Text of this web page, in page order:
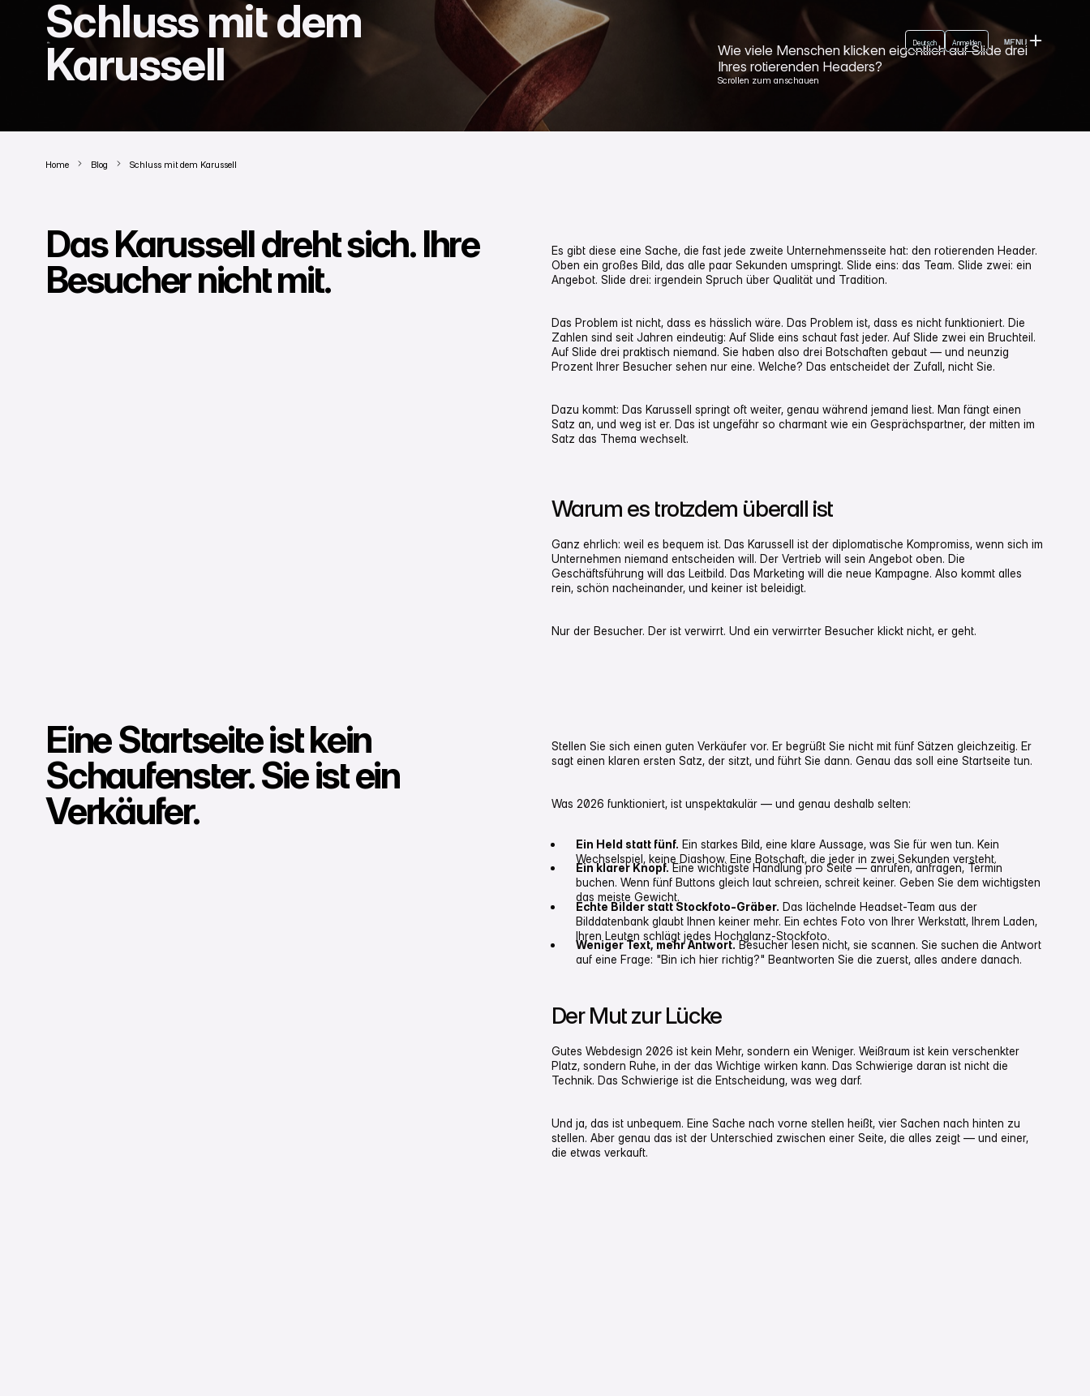
Deutsch
English
Deutsch Anmelden
Anmelden
MENU
CLOSE
Schluss mit dem
Karussell
Wie viele Menschen klicken eigentlich auf Slide drei
Ihres rotierenden Headers?
Scrollen zum anschauen
Home Blog Schluss mit dem Karussell
Das Karussell dreht sich. Ihre
Besucher nicht mit.
Es gibt diese eine Sache, die fast jede zweite Unternehmensseite hat: den rotierenden Header.
Oben ein großes Bild, das alle paar Sekunden umspringt. Slide eins: das Team. Slide zwei: ein
Angebot. Slide drei: irgendein Spruch über Qualität und Tradition.
Das Problem ist nicht, dass es hässlich wäre. Das Problem ist, dass es nicht funktioniert. Die
Zahlen sind seit Jahren eindeutig: Auf Slide eins schaut fast jeder. Auf Slide zwei ein Bruchteil.
Auf Slide drei praktisch niemand. Sie haben also drei Botschaften gebaut — und neunzig
Prozent Ihrer Besucher sehen nur eine. Welche? Das entscheidet der Zufall, nicht Sie.
Dazu kommt: Das Karussell springt oft weiter, genau während jemand liest. Man fängt einen
Satz an, und weg ist er. Das ist ungefähr so charmant wie ein Gesprächspartner, der mitten im
Satz das Thema wechselt.
Warum es trotzdem überall ist
Ganz ehrlich: weil es bequem ist. Das Karussell ist der diplomatische Kompromiss, wenn sich im
Unternehmen niemand entscheiden will. Der Vertrieb will sein Angebot oben. Die
Geschäftsführung will das Leitbild. Das Marketing will die neue Kampagne. Also kommt alles
rein, schön nacheinander, und keiner ist beleidigt.
Nur der Besucher. Der ist verwirrt. Und ein verwirrter Besucher klickt nicht, er geht.
Eine Startseite ist kein
Schaufenster. Sie ist ein
Verkäufer.
Stellen Sie sich einen guten Verkäufer vor. Er begrüßt Sie nicht mit fünf Sätzen gleichzeitig. Er
sagt einen klaren ersten Satz, der sitzt, und führt Sie dann. Genau das soll eine Startseite tun.
Was 2026 funktioniert, ist unspektakulär — und genau deshalb selten:
Ein Held statt fünf. Ein starkes Bild, eine klare Aussage, was Sie für wen tun. Kein
Wechselspiel, keine Diashow. Eine Botschaft, die jeder in zwei Sekunden versteht.
Ein klarer Knopf.Eine wichtigste Handlung pro Seite — anrufen, anfragen, Termin
buchen. Wenn fünf Buttons gleich laut schreien, schreit keiner. Geben Sie dem wichtigsten
das meiste Gewicht.
Echte Bilder statt Stockfoto-Gräber. Das lächelnde Headset-Team aus der
Bilddatenbank glaubt Ihnen keiner mehr. Ein echtes Foto von Ihrer Werkstatt, Ihrem Laden,
Ihren Leuten schlägt jedes Hochglanz-Stockfoto.
Weniger Text, mehr Antwort.Besucher lesen nicht, sie scannen. Sie suchen die Antwort
auf eine Frage: "Bin ich hier richtig?" Beantworten Sie die zuerst, alles andere danach.
Der Mut zur Lücke
Gutes Webdesign 2026 ist kein Mehr, sondern ein Weniger. Weißraum ist kein verschenkter
Platz, sondern Ruhe, in der das Wichtige wirken kann. Das Schwierige daran ist nicht die
Technik. Das Schwierige ist die Entscheidung, was weg darf.
Und ja, das ist unbequem. Eine Sache nach vorne stellen heißt, vier Sachen nach hinten zu
stellen. Aber genau das ist der Unterschied zwischen einer Seite, die alles zeigt — und einer,
die etwas verkauft.